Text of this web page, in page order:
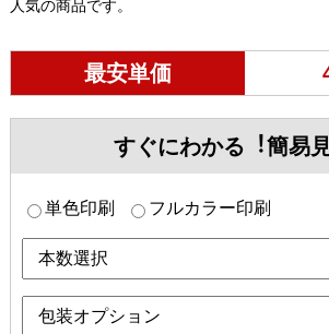
人気の商品です。
最安単価
すぐにわかる︕簡易
単色印刷 フルカラー印刷